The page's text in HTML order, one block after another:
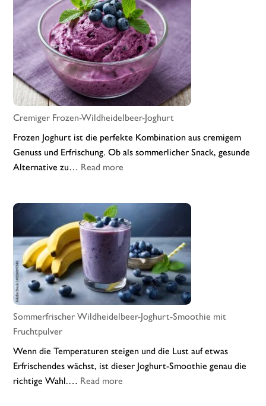
Cremiger Frozen-Wildheidelbeer-Joghurt
Frozen Joghurt ist die perfekte Kombination aus cremigem
Genuss und Erfrischung. Ob als sommerlicher Snack, gesunde
Alternative zu… Read more
Wildheidelbeer-
Joghurt
Sommerfrischer Wildheidelbeer-Joghurt-Smoothie mit
Fruchtpulver
Wenn die Temperaturen steigen und die Lust auf etwas
Erfrischendes wächst, ist dieser Joghurt-Smoothie genau die
richtige Wahl.… Read more